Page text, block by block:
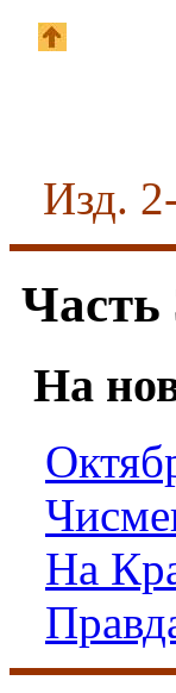
Изд.
Часть
На
На